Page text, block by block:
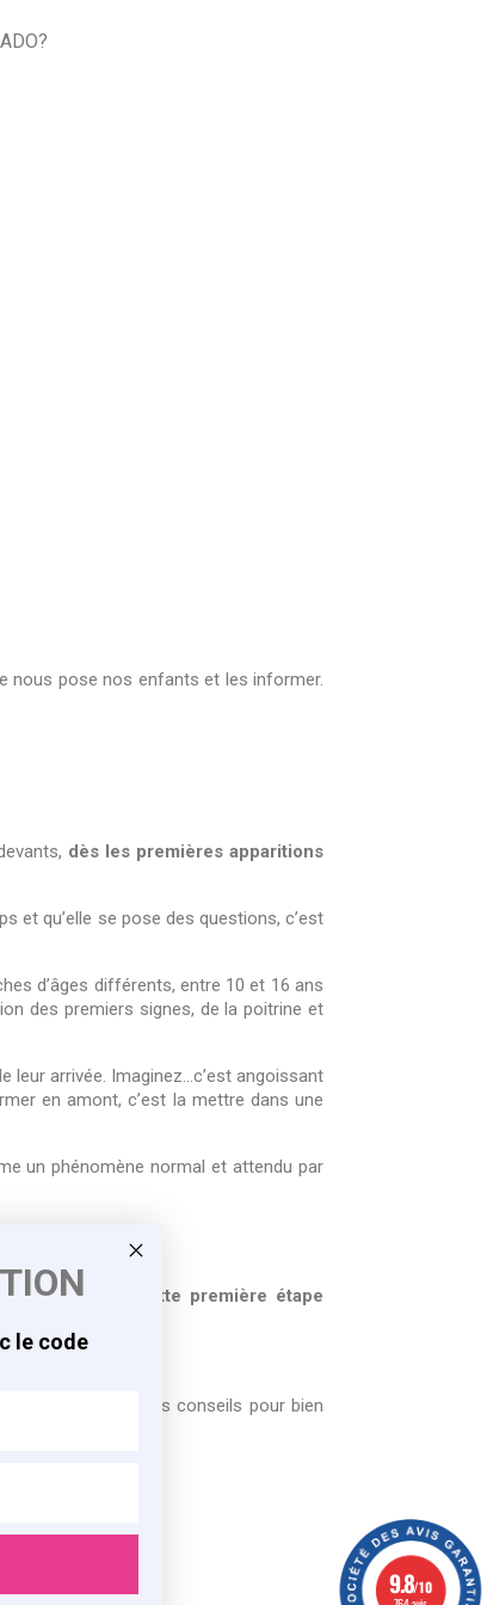
nous pose nos enfants et les informer.
dès les premières apparitions
et qu’elle se pose des questions, c’est
d’âges différents, entre 10 et 16 ans
des premiers signes, de la poitrine et
leur arrivée. Imaginez...c’est angoissant
en amont, c’est la mettre dans une
un phénomène normal et attendu par
dans
cette première étape
trouverez tous nos conseils pour bien
9.8/10
9.8/10
le code